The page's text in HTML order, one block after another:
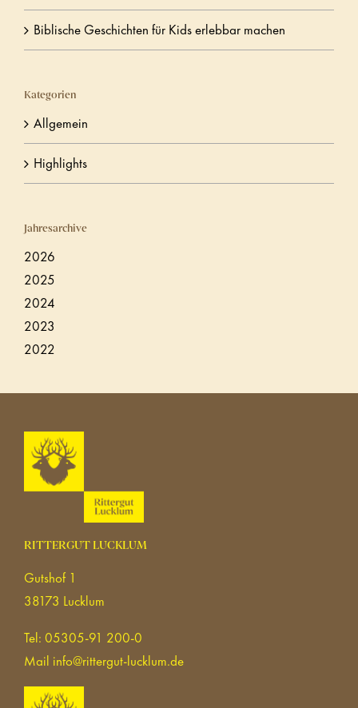
Biblische Geschichten für Kids erlebbar machen
Kategorien
Allgemein
Highlights
Jahresarchive
2026
2025
2024
2023
2022
RITTERGUT LUCKLUM
Gutshof 1
38173 Lucklum
Tel: 05305-91 200-0
Mail info@rittergut-lucklum.de